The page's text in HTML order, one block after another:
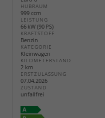
HUBRAUM
999 ccm
LEISTUNG
66 kW (90 PS)
KRAFTSTOFF
Benzin
KATEGORIE
Kleinwagen
KILOMETERSTAND
2 km
ERSTZULASSUNG
07.04.2026
ZUSTAND
unfallfrei